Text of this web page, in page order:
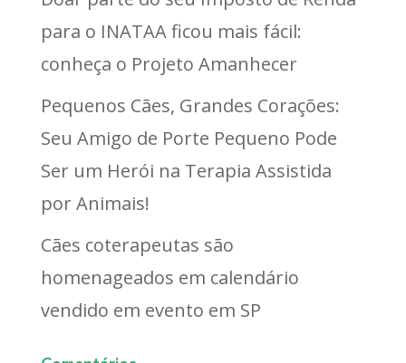
para o INATAA ficou mais fácil:
conheça o Projeto Amanhecer
Pequenos Cães, Grandes Corações:
Seu Amigo de Porte Pequeno Pode
Ser um Herói na Terapia Assistida
por Animais!
Cães coterapeutas são
homenageados em calendário
vendido em evento em SP